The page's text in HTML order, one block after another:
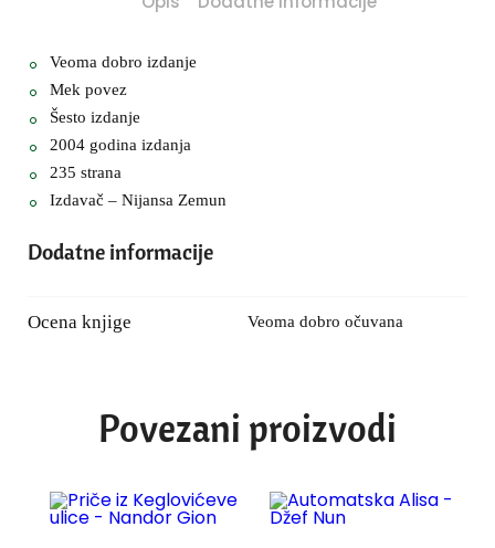
Veoma dobro izdanje
Mek povez
Šesto izdanje
2004 godina izdanja
235 strana
Izdavač – Nijansa Zemun
Dodatne informacije
Ocena knjige Veoma dobro očuvana
Povezani proizvodi